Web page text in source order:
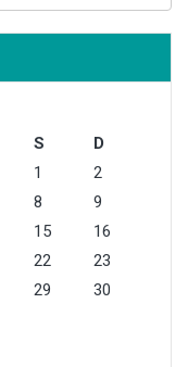
S
D
1
2
8
9
15
16
22
23
29
30